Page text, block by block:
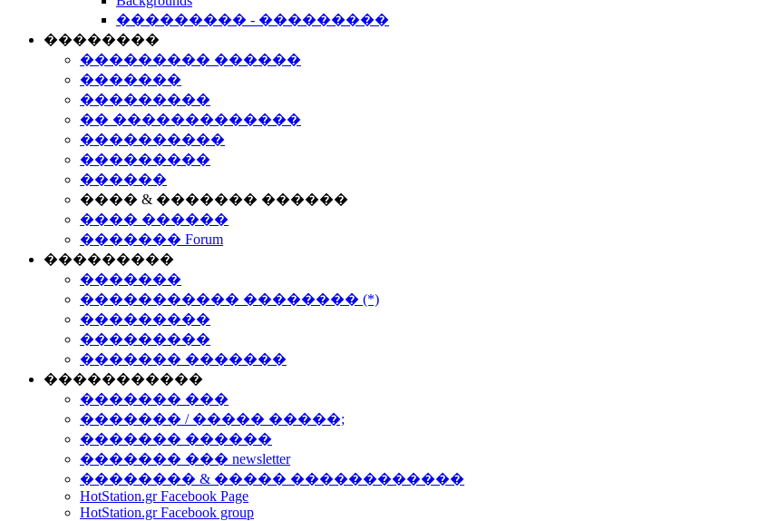
��������� - ���������
��������
��������� ������
�������
���������
�� �������������
����������
���������
������
���� & ������� ������
���� ������
������� Forum
���������
�������
����������� �������� (*)
���������
���������
������� �������
�����������
������� ���
������� / ����� �����;
������� ������
������� ��� newsletter
�������� & ����� ������������
HotStation.gr Facebook Page
HotStation.gr Facebook group